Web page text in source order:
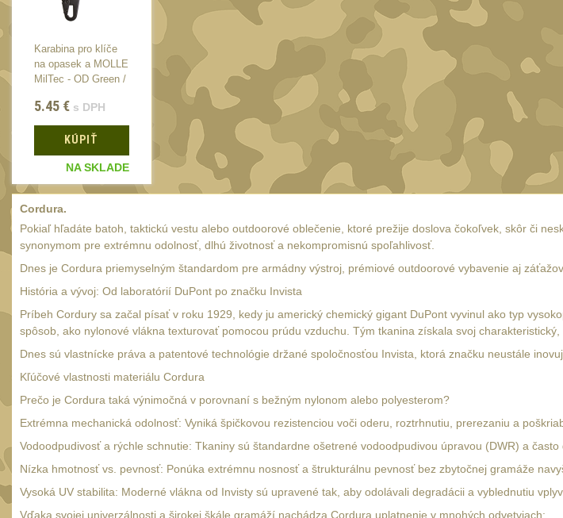
Karabina pro klíče
na opasek a MOLLE
MilTec - OD Green /
5.45 € s DPH
KÚPIŤ
NA SKLADE
Karabina pro klíče
na opasek a MOLLE
MilTec - OD Green /
7cm
s DPH
KÚPIŤ
NA SKLADE
Cordura.
Pokiaľ hľadáte batoh, taktickú vestu alebo outdoorové oblečenie, ktoré prežije doslova čokoľvek, skôr či
synonymom pre extrémnu odolnosť, dlhú životnosť a nekompromisnú spoľahlivosť.
Dnes je Cordura priemyselným štandardom pre armádny výstroj, prémiové outdoorové vybavenie aj
História a vývoj: Od laboratórií DuPont po značku Invista
Príbeh Cordury sa začal písať v roku 1929, kedy ju americký chemický gigant DuPont vyvinul ako typ
spôsob, ako nylonové vlákna texturovať pomocou prúdu vzduchu. Tým tkanina získala svoj
Dnes sú vlastnícke práva a patentové technológie držané spoločnosťou Invista, ktorá značku neustále
Kľúčové vlastnosti materiálu Cordura
Prečo je Cordura taká výnimočná v porovnaní s bežným nylonom alebo polyesterom?
Extrémna mechanická odolnosť: Vyniká špičkovou rezistenciou voči oderu, roztrhnutiu, prerezaniu a
Vodoodpudivosť a rýchle schnutie: Tkaniny sú štandardne ošetrené vodoodpudivou úpravou (DWR) a
Nízka hmotnosť vs. pevnosť: Ponúka extrémnu nosnosť a štrukturálnu pevnosť bez zbytočnej gramáže
Vysoká UV stabilita: Moderné vlákna od Invisty sú upravené tak, aby odolávali degradácii a vyblednutiu
Vďaka svojej univerzálnosti a širokej škále gramáží nachádza Cordura uplatnenie v mnohých odvetviach: